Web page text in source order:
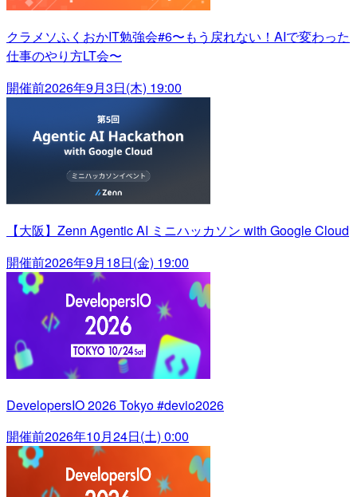
クラメソふくおかIT勉強会#6〜もう戻れない！AIで変わった
仕事のやり方LT会〜
開催前2026年9月3日(木) 19:00
【大阪】Zenn Agentic AI ミニハッカソン with Google Cloud
開催前2026年9月18日(金) 19:00
DevelopersIO 2026 Tokyo #devio2026
開催前2026年10月24日(土) 0:00